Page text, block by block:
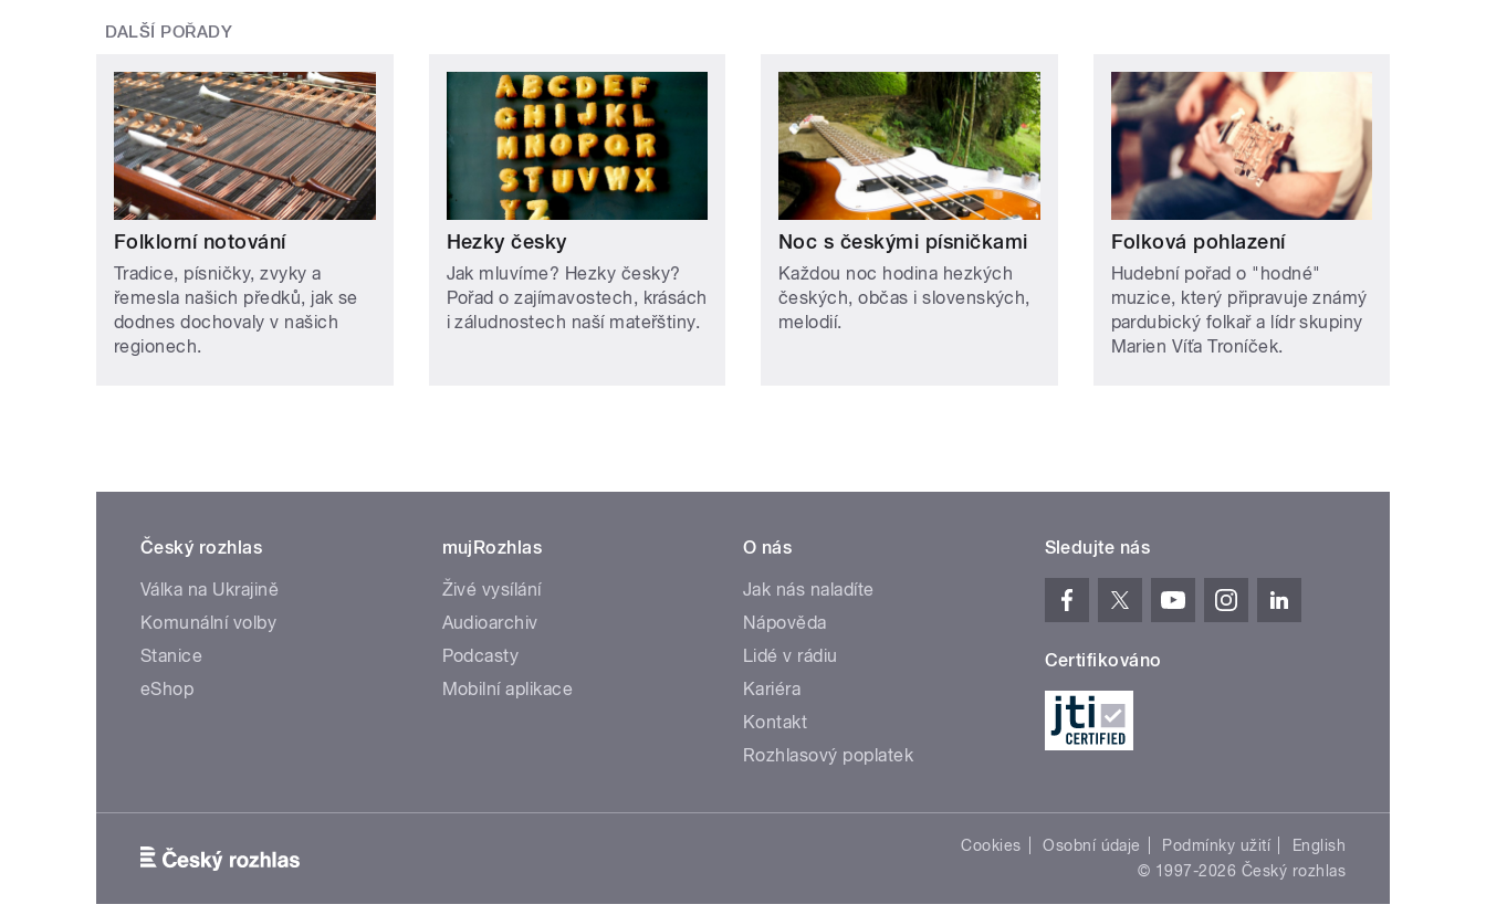
DALŠÍ POŘADY
Folklorní notování
Tradice, písničky, zvyky a
řemesla našich předků, jak se
dodnes dochovaly v našich
regionech.
Hezky česky
Jak mluvíme? Hezky česky?
Pořad o zajímavostech, krásách
i záludnostech naší mateřštiny.
Noc s českými písničkami
Každou noc hodina hezkých
českých, občas i slovenských,
melodií.
Folková pohlazení
Hudební pořad o "hodné"
muzice, který připravuje známý
pardubický folkař a lídr skupiny
Marien Víťa Troníček.
Český rozhlas
Válka na Ukrajině
Komunální volby
Stanice
eShop
mujRozhlas
Živé vysílání
Audioarchiv
Podcasty
Mobilní aplikace
O nás
Jak nás naladíte
Nápověda
Lidé v rádiu
Kariéra
Kontakt
Rozhlasový poplatek
Sledujte nás
Certifikováno
Cookies Osobní údaje Podmínky užití
English
© 1997-2026 Český rozhlas